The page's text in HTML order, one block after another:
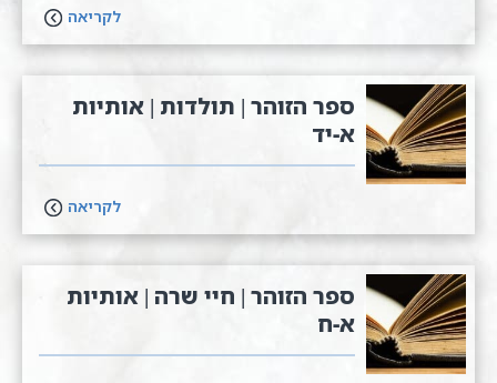
לקריאה
ספר הזוהר | תולדות | אותיות
א-יד
לקריאה
ספר הזוהר | חיי שרה | אותיות
א-ח